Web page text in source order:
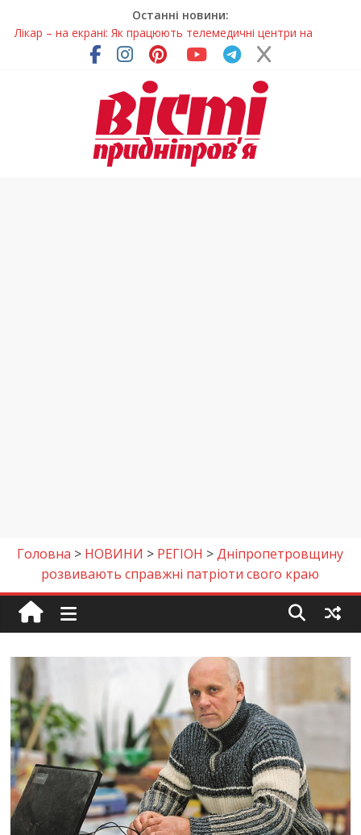
Останні новини:
Лікар – на екрані: Як працюють телемедичні центри на
Дніпропетровщині
У Дніпрі триває масштабна підготовка до опалювального
Пошуки тривають: на Дніпропетровщині досліджують місце
розташування легендарного монастиря (Фото)
Ветерани Дніпропетровщини отримують шанс на власне
Головна > НОВИНИ > РЕГІОН >Дніпропетровщину
розвивають справжні патріоти свого краю